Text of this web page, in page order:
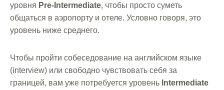
уровня Pre-Intermediate, чтобы просто суметь
общаться в аэропорту и отеле. Условно говоря, это
уровень ниже среднего.
Чтобы пройти собеседование на английском языке
(interview) или свободно чувствовать себя за
границей, вам уже потребуется уровень Intermediate